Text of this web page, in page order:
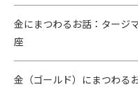
金にまつわるお話：タージ
座
金（ゴールド）にまつわる